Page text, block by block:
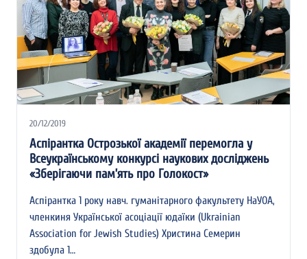
20/12/2019
Аспірантка Острозької академії перемогла у
Всеукраїнському конкурсі наукових досліджень
«Зберігаючи пам’ять про Голокост»
Аспірантка 1 року навч. гуманітарного факультету НаУОА,
членкиня Української асоціації юдаїки (Ukrainian
Association for Jewish Studies) Христина Семерин
здобула 1…